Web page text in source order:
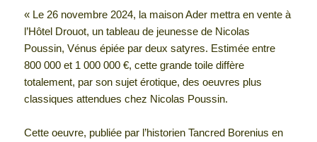
« Le 26 novembre 2024, la maison Ader mettra en vente à
l’Hôtel Drouot, un tableau de jeunesse de Nicolas
Poussin, Vénus épiée par deux satyres. Estimée entre
800 000 et 1 000 000 €, cette grande toile diffère
totalement, par son sujet érotique, des oeuvres plus
classiques attendues chez Nicolas Poussin.
Cette oeuvre, publiée par l’historien Tancred Borenius en